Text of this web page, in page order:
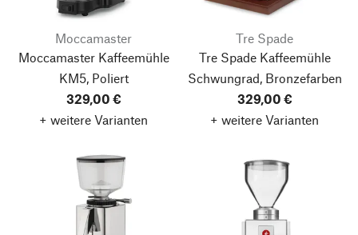
Moccamaster
Moccamaster Kaffeemühle
KM5, Poliert
329,00 €
+ weitere Varianten
Tre Spade
Tre Spade Kaffeemühle
Schwungrad, Bronzefarben
329,00 €
+ weitere Varianten